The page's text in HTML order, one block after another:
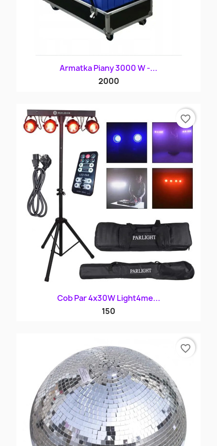
Armatka Piany 3000 W -...
2000
Cob Par 4x30W Light4me...
150
favorite_border
favorite_border